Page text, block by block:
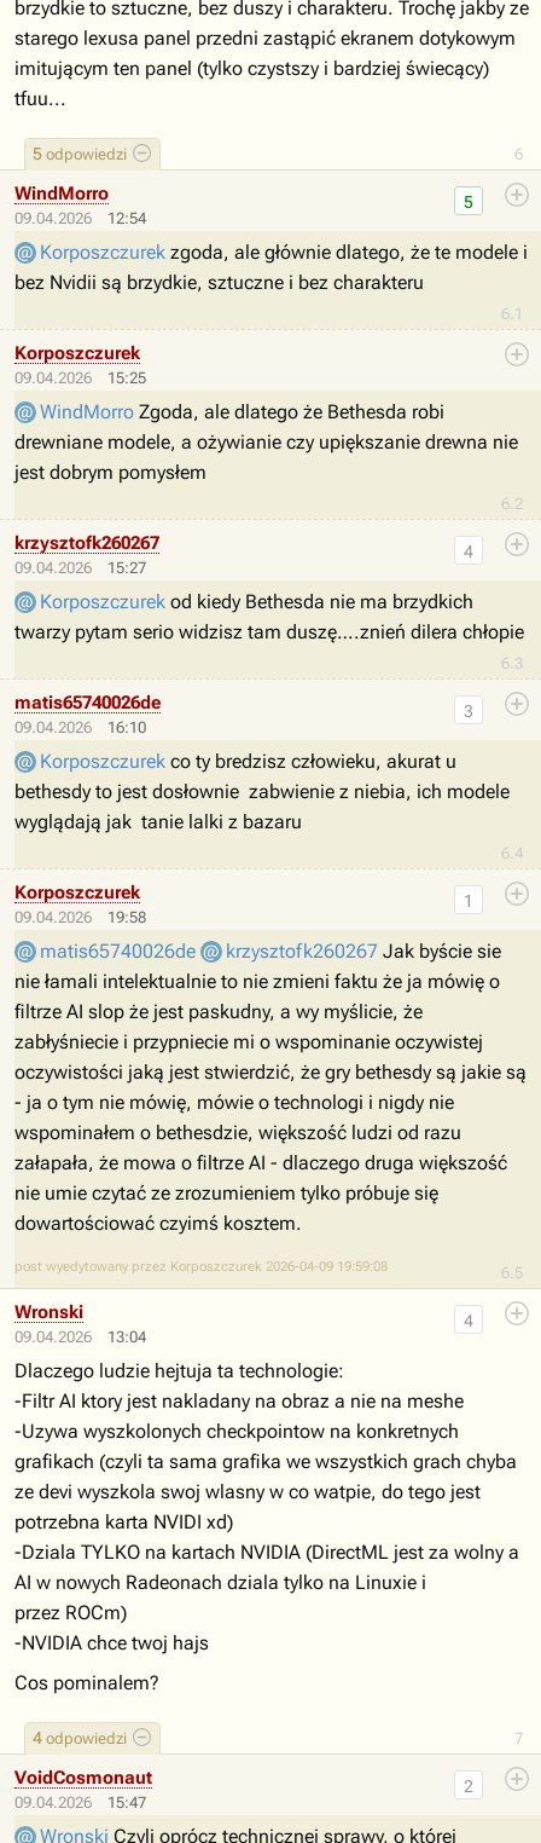
6
5 odpowiedzi
brzydkie to sztuczne, bez duszy i charakteru. Trochę jakby ze
starego lexusa panel przedni zastąpić ekranem dotykowym
imitującym ten panel (tylko czystszy i bardziej świecący)
tfuu...
09.04.2026 12:54
6.1
5
WindMorro
Korposzczurek zgoda, ale głównie dlatego, że te modele i
bez Nvidii są brzydkie, sztuczne i bez charakteru
09.04.2026 15:25
6.2
Korposzczurek
WindMorro Zgoda, ale dlatego że Bethesda robi
drewniane modele, a ożywianie czy upiększanie drewna nie
jest dobrym pomysłem
09.04.2026 15:27
6.3
4
krzysztofk260267
Korposzczurek od kiedy Bethesda nie ma brzydkich
twarzy pytam serio widzisz tam duszę….znień dilera chłopie
09.04.2026 16:10
6.4
3
matis65740026de
Korposzczurek co ty bredzisz człowieku, akurat u
bethesdy to jest dosłownie zabwienie z niebia, ich modele
wyglądają jak tanie lalki z bazaru
09.04.2026 19:58
6.5
1
Korposzczurek
matis65740026de krzysztofk260267 Jak byście sie
nie łamali intelektualnie to nie zmieni faktu że ja mówię o
filtrze AI slop że jest paskudny, a wy myślicie, że
zabłyśniecie i przypniecie mi o wspominanie oczywistej
oczywistości jaką jest stwierdzić, że gry bethesdy są jakie są
- ja o tym nie mówię, mówie o technologi i nigdy nie
wspominałem o bethesdzie, większość ludzi od razu
załapała, że mowa o filtrze AI - dlaczego druga większość
nie umie czytać ze zrozumieniem tylko próbuje się
dowartościować czyimś kosztem.
post wyedytowany przez Korposzczurek 2026-04-09 19:59:08
09.04.2026 13:04
7
4
4 odpowiedzi
Wronski
Dlaczego ludzie hejtuja ta technologie:
-Filtr AI ktory jest nakladany na obraz a nie na meshe
-Uzywa wyszkolonych checkpointow na konkretnych
grafikach (czyli ta sama grafika we wszystkich grach chyba
ze devi wyszkola swoj wlasny w co watpie, do tego jest
potrzebna karta NVIDI xd)
-Dziala TYLKO na kartach NVIDIA (DirectML jest za wolny a
AI w nowych Radeonach dziala tylko na Linuxie i
przez ROCm)
-NVIDIA chce twoj hajs
Cos pominalem?
09.04.2026 15:47
2
VoidCosmonaut
Wronski Czyli oprócz technicznej sprawy, o której